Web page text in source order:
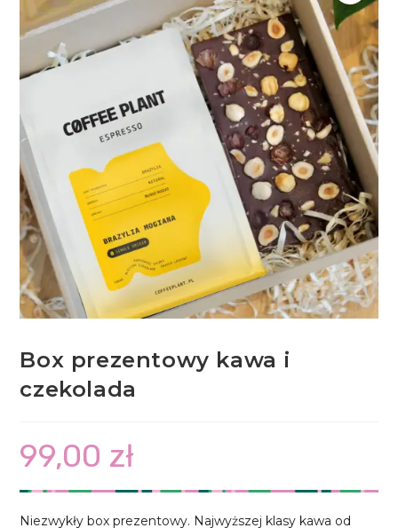
Box prezentowy kawa i
czekolada
99,00 zł
Niezwykły box prezentowy. Najwyższej klasy kawa od